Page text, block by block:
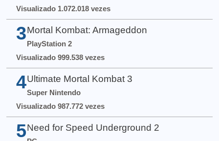
Visualizado 1.072.018 vezes
3 Mortal Kombat: Armageddon
PlayStation 2
Visualizado 999.538 vezes
4 Ultimate Mortal Kombat 3
Super Nintendo
Visualizado 987.772 vezes
5 Need for Speed Underground 2